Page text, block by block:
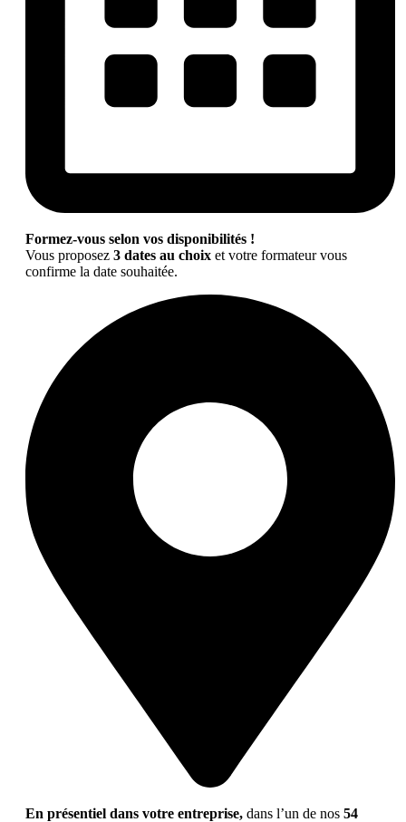
Formez-vous selon vos disponibilités !
Vous proposez 3 dates au choix et votre formateur vous
confirme la date souhaitée.
En présentiel dans votre entreprise, dans l’un de nos 54